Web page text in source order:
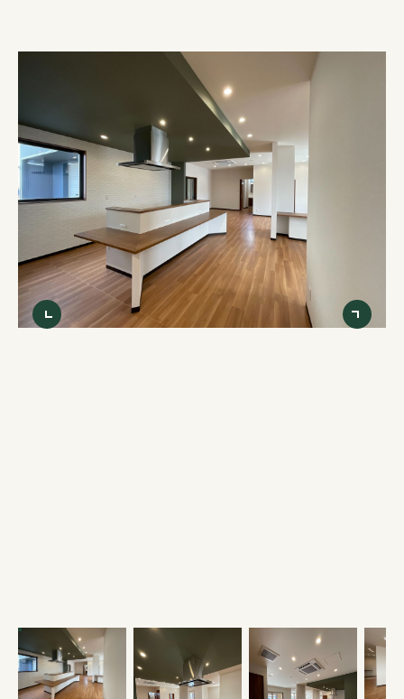
会社情報
お知らせ
イベント情報
モデルハウス
見学予約
資料請求
お問い合わせ
0258-25-2401